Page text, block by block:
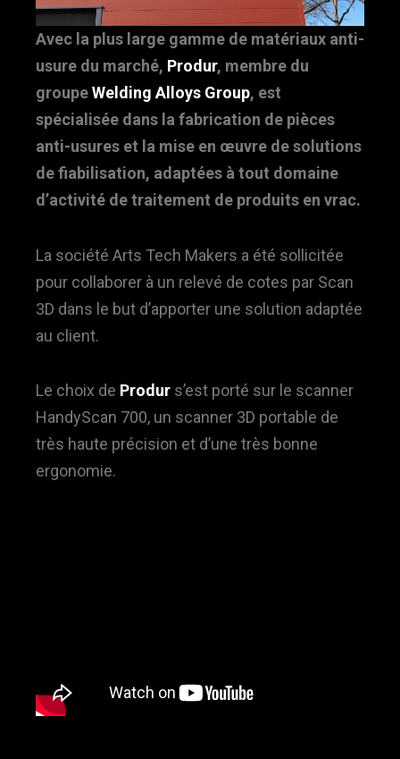
Avec la plus large gamme de matériaux anti-
usure du marché, Produr, membre du
groupeWelding Alloys Group, est
spécialisée dans la fabrication de pièces
anti-usures et la mise en œuvre de solutions
de fiabilisation, adaptées à tout domaine
d’activité de traitement de produits en vrac.
La société Arts Tech Makers a été sollicitée
pour collaborer à un relevé de cotes par Scan
3D dans le but d’apporter une solution adaptée
au client.
Le choix de Produr s’est porté sur le scanner
HandyScan 700, un scanner 3D portable de
très haute précision et d’une très bonne
ergonomie.